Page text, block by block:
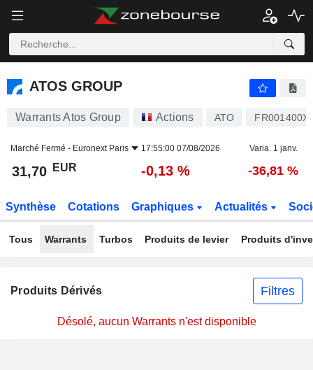
ATOS GROUP
ATOS GROUP
Warrants Atos Group Actions ATO
Marché Fermé - Euronext Paris 17:55:00 07/08/2026 Varia. 1 janv.
31,70 EUR -0,13 % -36,81 %
Synthèse Cotations Graphiques Actualités
Tous Warrants Turbos Produits de levier Produits
Produits Dérivés Filtres
Désolé, aucun Warrants n'est disponible